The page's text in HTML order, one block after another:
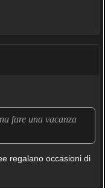
fare una vacanza
regalano occasioni di